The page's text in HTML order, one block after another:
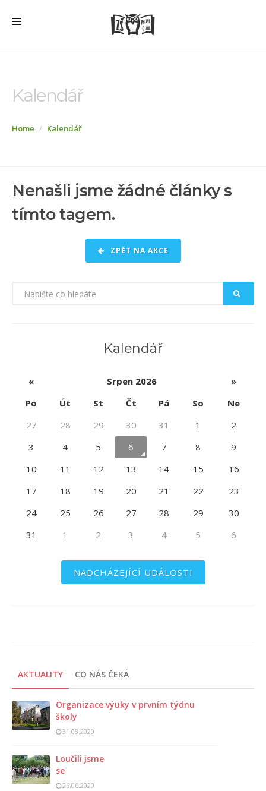
ŠD + ŠK
VEŘEJNÉ ZAKÁZKY
AKTUALITY
Kalendář
Home Kalendář
Nenašli jsme žádné články s
tímto tagem.
ZPĚT NA AKCE
Kalendář
« Srpen 2026
»
Po
Út St Čt Pá So
Ne
27
28 29 30 31 1
2
3
4 5 6 7 8
9
10
11 12 13 14 15
16
17
18 19 20 21 22
23
24
25 26 27 28 29
30
31
1 2 3 4 5 6
NADCHÁZEJÍCÍ UDÁLOSTI
AKTUALITY CO NÁS ČEKÁ
Organizace výuky v prvním týdnu
školy
31.08.2020
Loučili jsme
se
26.06.2020